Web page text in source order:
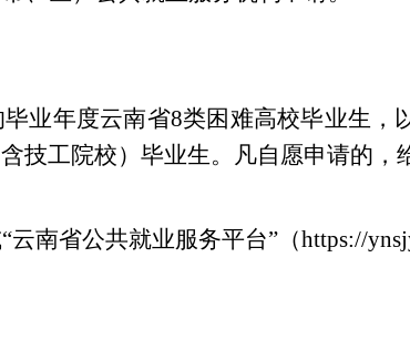
业年度云南省8类困难高校毕业生，
技工院校）毕业生。凡自愿申请的，
“云南省公共就业服务平台” （https://